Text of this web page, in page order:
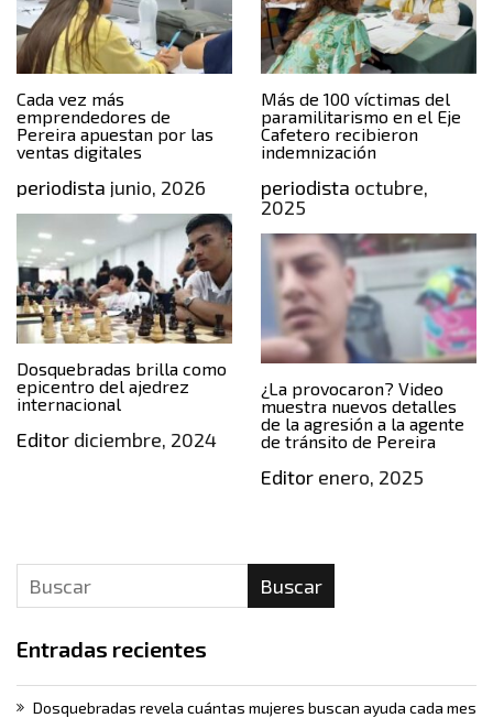
Cada vez más
emprendedores de
Pereira apuestan por las
ventas digitales
periodista junio, 2026
Más de 100 víctimas del
paramilitarismo en el Eje
Cafetero recibieron
indemnización
periodista octubre,
2025
Dosquebradas brilla como
epicentro del ajedrez
internacional
Editor diciembre, 2024
¿La provocaron? Video
muestra nuevos detalles
de la agresión a la agente
de tránsito de Pereira
Editorenero, 2025
Buscar
Entradas recientes
Dosquebradas revela cuántas mujeres buscan ayuda cada mes